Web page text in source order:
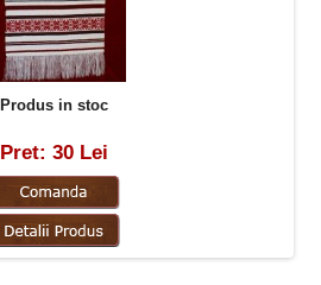
Produs in stoc
Pret: 30 Lei